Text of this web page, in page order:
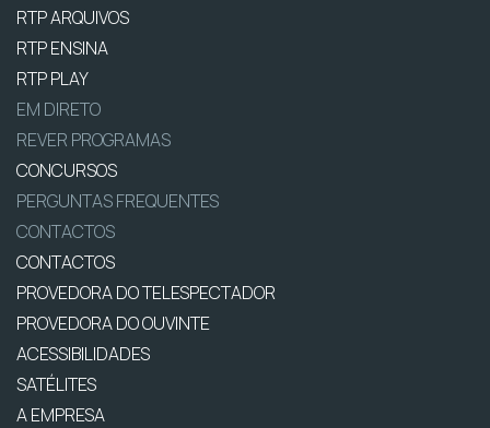
RTP ARQUIVOS
RTP ENSINA
RTP PLAY
EM DIRETO
REVER PROGRAMAS
CONCURSOS
PERGUNTAS FREQUENTES
CONTACTOS
CONTACTOS
PROVEDORA DO TELESPECTADOR
PROVEDORA DO OUVINTE
ACESSIBILIDADES
SATÉLITES
A EMPRESA